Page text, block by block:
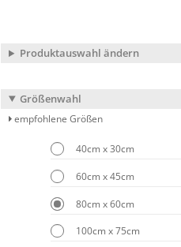
Produktauswahl ändern
Größenwahl
empfohlene Größen
40cm x 30cm
60cm x 45cm
80cm x 60cm
100cm x 75cm